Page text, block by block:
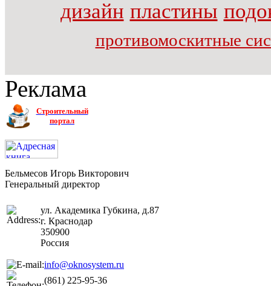
дизайн пластины
противомоскитные
Реклама
Строительный
портал
Бельмесов Игорь Викторович
Генеральный директор
ул. Академика Губкина, д.87
г. Краснодар
350900
Россия
info@oknosystem.ru
(861) 225-95-36